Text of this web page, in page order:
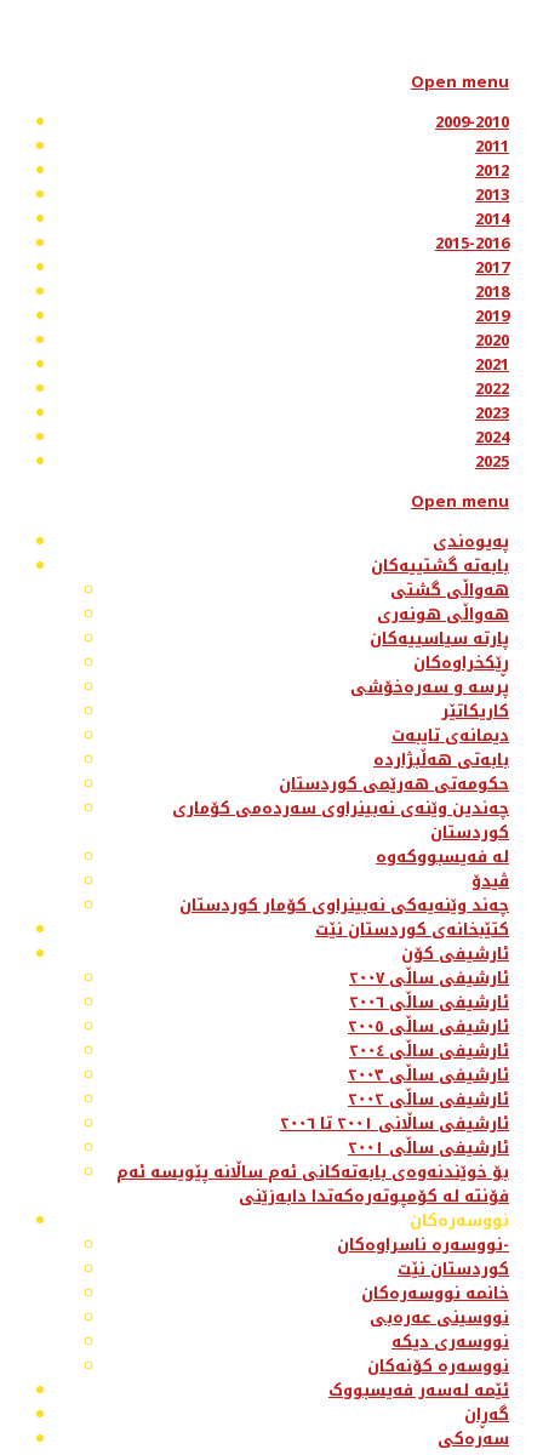
Open menu
2009-2010
2011
2012
2013
2014
2015-2016
2017
2018
2019
2020
2021
2022
2023
2024
2025
Open menu
پەیوەندی
بابەتە گشتییەکان
هەواڵی گشتی
هەواڵی هونەری
پارتە سیاسییەکان
ڕێکخراوەکان
پرسە و سەرەخۆشی
کاریکاتێر
دیمانەی تایبەت
بابەتی هەڵبژاردە
حکومەتی هەرێمی کوردستان
چەندین وێنەی نەبینراوی سەردەمی کۆماری
کوردستان
لە فەیسبووکەوە
ڤیدۆ
چەند وێنەیەکی نەبینراوی کۆمار کوردستان
کتێبخانەی کوردستان نێت
ئارشیفی کۆن
ئارشیفی ساڵی ٢٠٠٧
ئارشیفی ساڵی ٢٠٠٦
ئارشیفی ساڵی ٢٠٠٥
ئارشیفی ساڵی ٢٠٠٤
ئارشیفی ساڵی ٢٠٠٣
ئارشیفی ساڵی ٢٠٠٢
ئارشیفی ساڵانی ٢٠٠١ تا ٢٠٠٦
ئارشیفی ساڵی ٢٠٠١
بۆ خوێندنەوەی بابەتەکانی ئەم ساڵانە پێویسە ئەم
فۆنتە لە کۆمپوتەرەکەتدا دابەزێنی
نووسەرەکان
نووسەرە ناسراوەکان-
کوردستان نێت
خانمە نووسەرەکان
نووسینی عەرەبی
نووسەری دیکە
نووسەرە کۆنەکان
ئێمە لەسەر فەیسبووک
گەڕان
سەرەکی